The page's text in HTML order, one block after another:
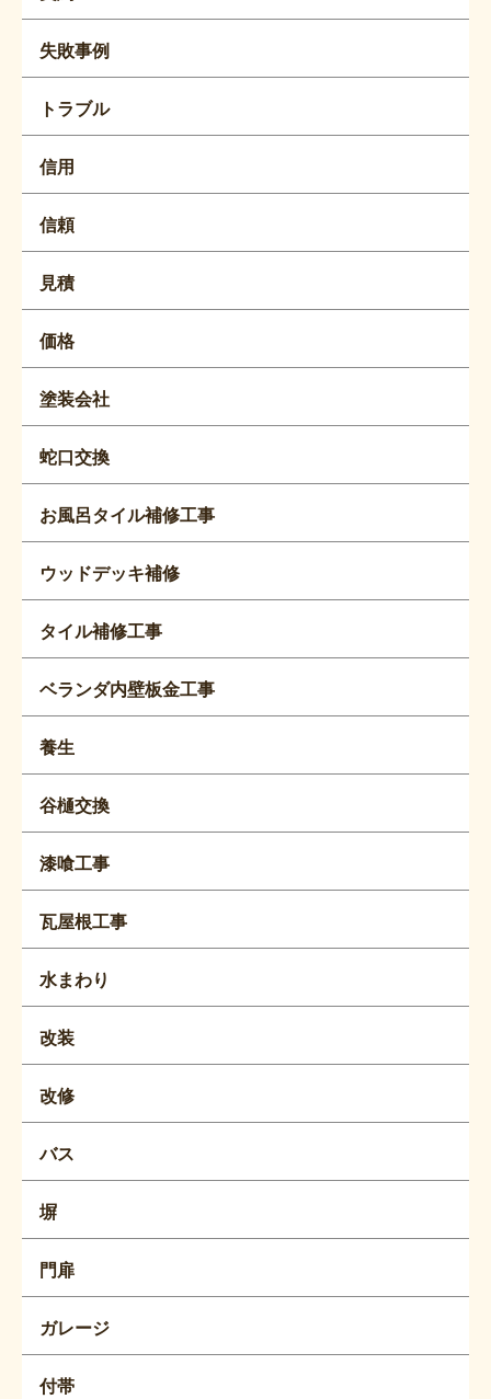
失敗事例
トラブル
信用
信頼
見積
価格
塗装会社
蛇口交換
お風呂タイル補修工事
ウッドデッキ補修
タイル補修工事
ベランダ内壁板金工事
養生
谷樋交換
漆喰工事
瓦屋根工事
水まわり
改装
改修
バス
塀
門扉
ガレージ
付帯